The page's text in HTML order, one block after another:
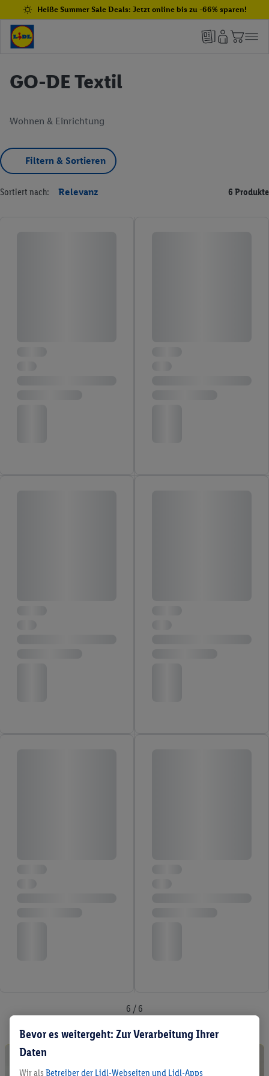
Heiße Summer Sale Deals: Jetzt online bis zu -66% sparen!
GO-DE Textil
Wohnen & Einrichtung
Filtern & Sortieren
Sortiert nach: Relevanz 6 Produkte
6 / 6
Bevor es weitergeht: Zur Verarbeitung Ihrer
Daten
Wir als Betreiber der Lidl-Webseiten und Lidl-Apps